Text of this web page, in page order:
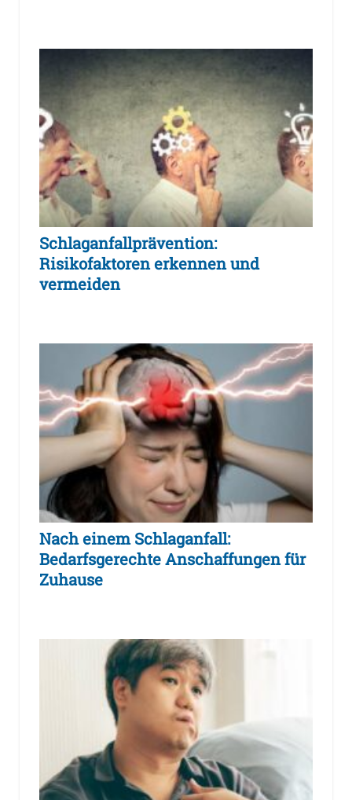
Schlaganfallprävention:
Risikofaktoren erkennen und
vermeiden
Nach einem Schlaganfall:
Bedarfsgerechte Anschaffungen für
Zuhause